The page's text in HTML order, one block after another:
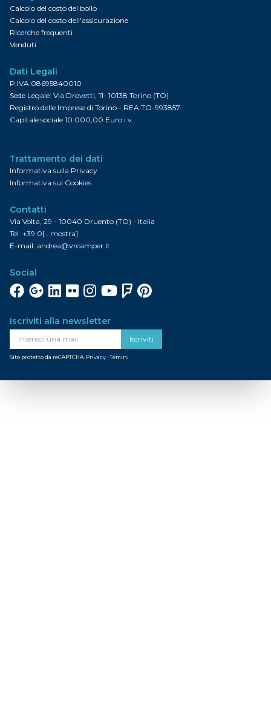
Calcolo del costo del bollo
Calcolo del costo dell'assicurazione
Ricerche frequenti
Venduti
Dati Legali
P.IVA 08695840010
Sede Legale: Via Drovetti, 11- 10138 Torino (TO)
Registro delle Imprese di Torino - REA TO-993857
Capitale sociale 10.000,00 Euro i.v.
Trattamento dei dati
Informativa sulla Privacy
Informativa sui Cookies
Contatti
Via Volta, 29 - 10040 Druento (TO) - Italia
Tel. +39 0[...mostra]
E-mail: andrea@vrcamper.it
Social
Iscriviti alla newsletter
Iscriviti
Sito protetto da reCAPTCHA. Privacy·Temini